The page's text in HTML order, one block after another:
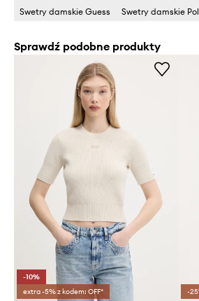
Swetry damskie Guess
Swetry damskie
Sprawdź podobne produkty
-10%
extra -5% z kodem: OFF*
-